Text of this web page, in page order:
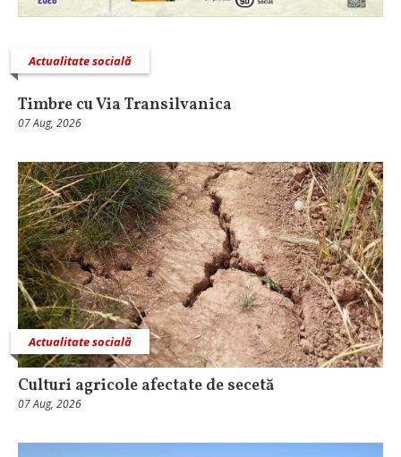
Actualitate socială
Timbre cu Via Transilvanica
07 Aug, 2026
Actualitate socială
Culturi agricole afectate de secetă
07 Aug, 2026